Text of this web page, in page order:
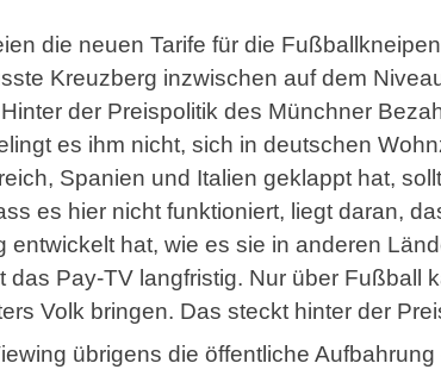
die neuen Tarife für die
Kreuzberg inzwischen auf dem
der Preispolitik des Münchner
es ihm nicht, sich in deutschen
Spanien und Italien geklappt hat,
es hier nicht funktioniert, liegt daran,
entwickelt hat, wie es sie in anderen
Pay-TV langfristig. Nur über Fußball
Volk bringen. Das steckt hinter der
übrigens die öffentliche Aufbahrung